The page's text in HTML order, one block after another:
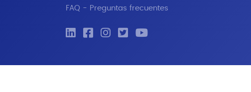
FAQ - Preguntas frecuentes